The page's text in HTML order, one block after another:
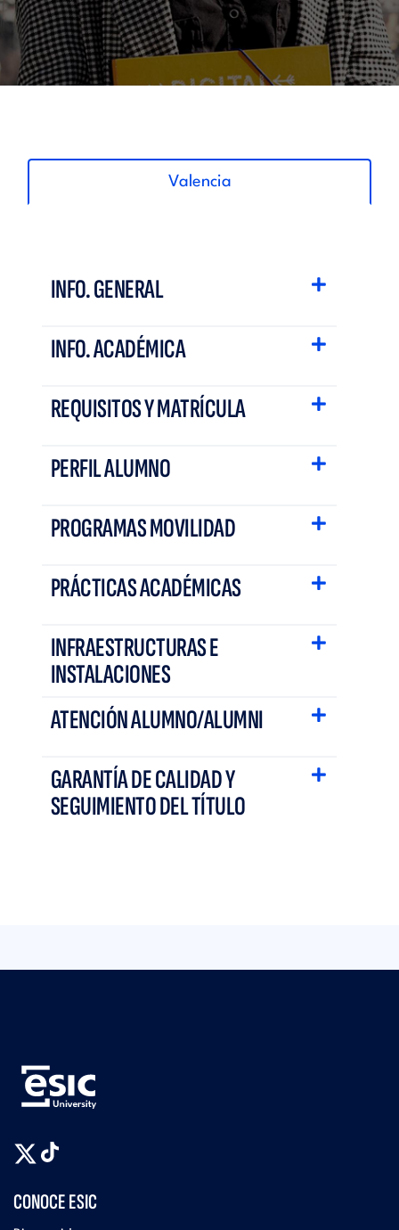
Valencia
INFO. GENERAL
INFO. ACADÉMICA
REQUISITOS Y MATRÍCULA
PERFIL ALUMNO
PROGRAMAS MOVILIDAD
PRÁCTICAS ACADÉMICAS
INFRAESTRUCTURAS E
INSTALACIONES
ATENCIÓN ALUMNO/ALUMNI
GARANTÍA DE CALIDAD Y
SEGUIMIENTO DEL TÍTULO
CONOCE ESIC